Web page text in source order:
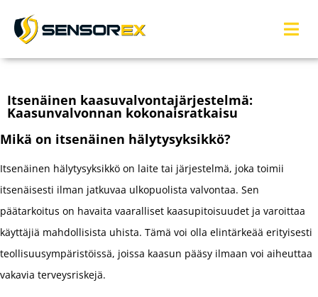
Itsenäinen kaasuvalvontajärjestelmä:
Kaasunvalvonnan kokonaisratkaisu
Mikä on itsenäinen hälytysyksikkö?
Itsenäinen hälytysyksikkö on laite tai järjestelmä, joka toimii
itsenäisesti ilman jatkuvaa ulkopuolista valvontaa. Sen
päätarkoitus on havaita vaaralliset kaasupitoisuudet ja varoittaa
käyttäjiä mahdollisista uhista. Tämä voi olla elintärkeää erityisesti
teollisuusympäristöissä, joissa kaasun pääsy ilmaan voi aiheuttaa
vakavia terveysriskejä.